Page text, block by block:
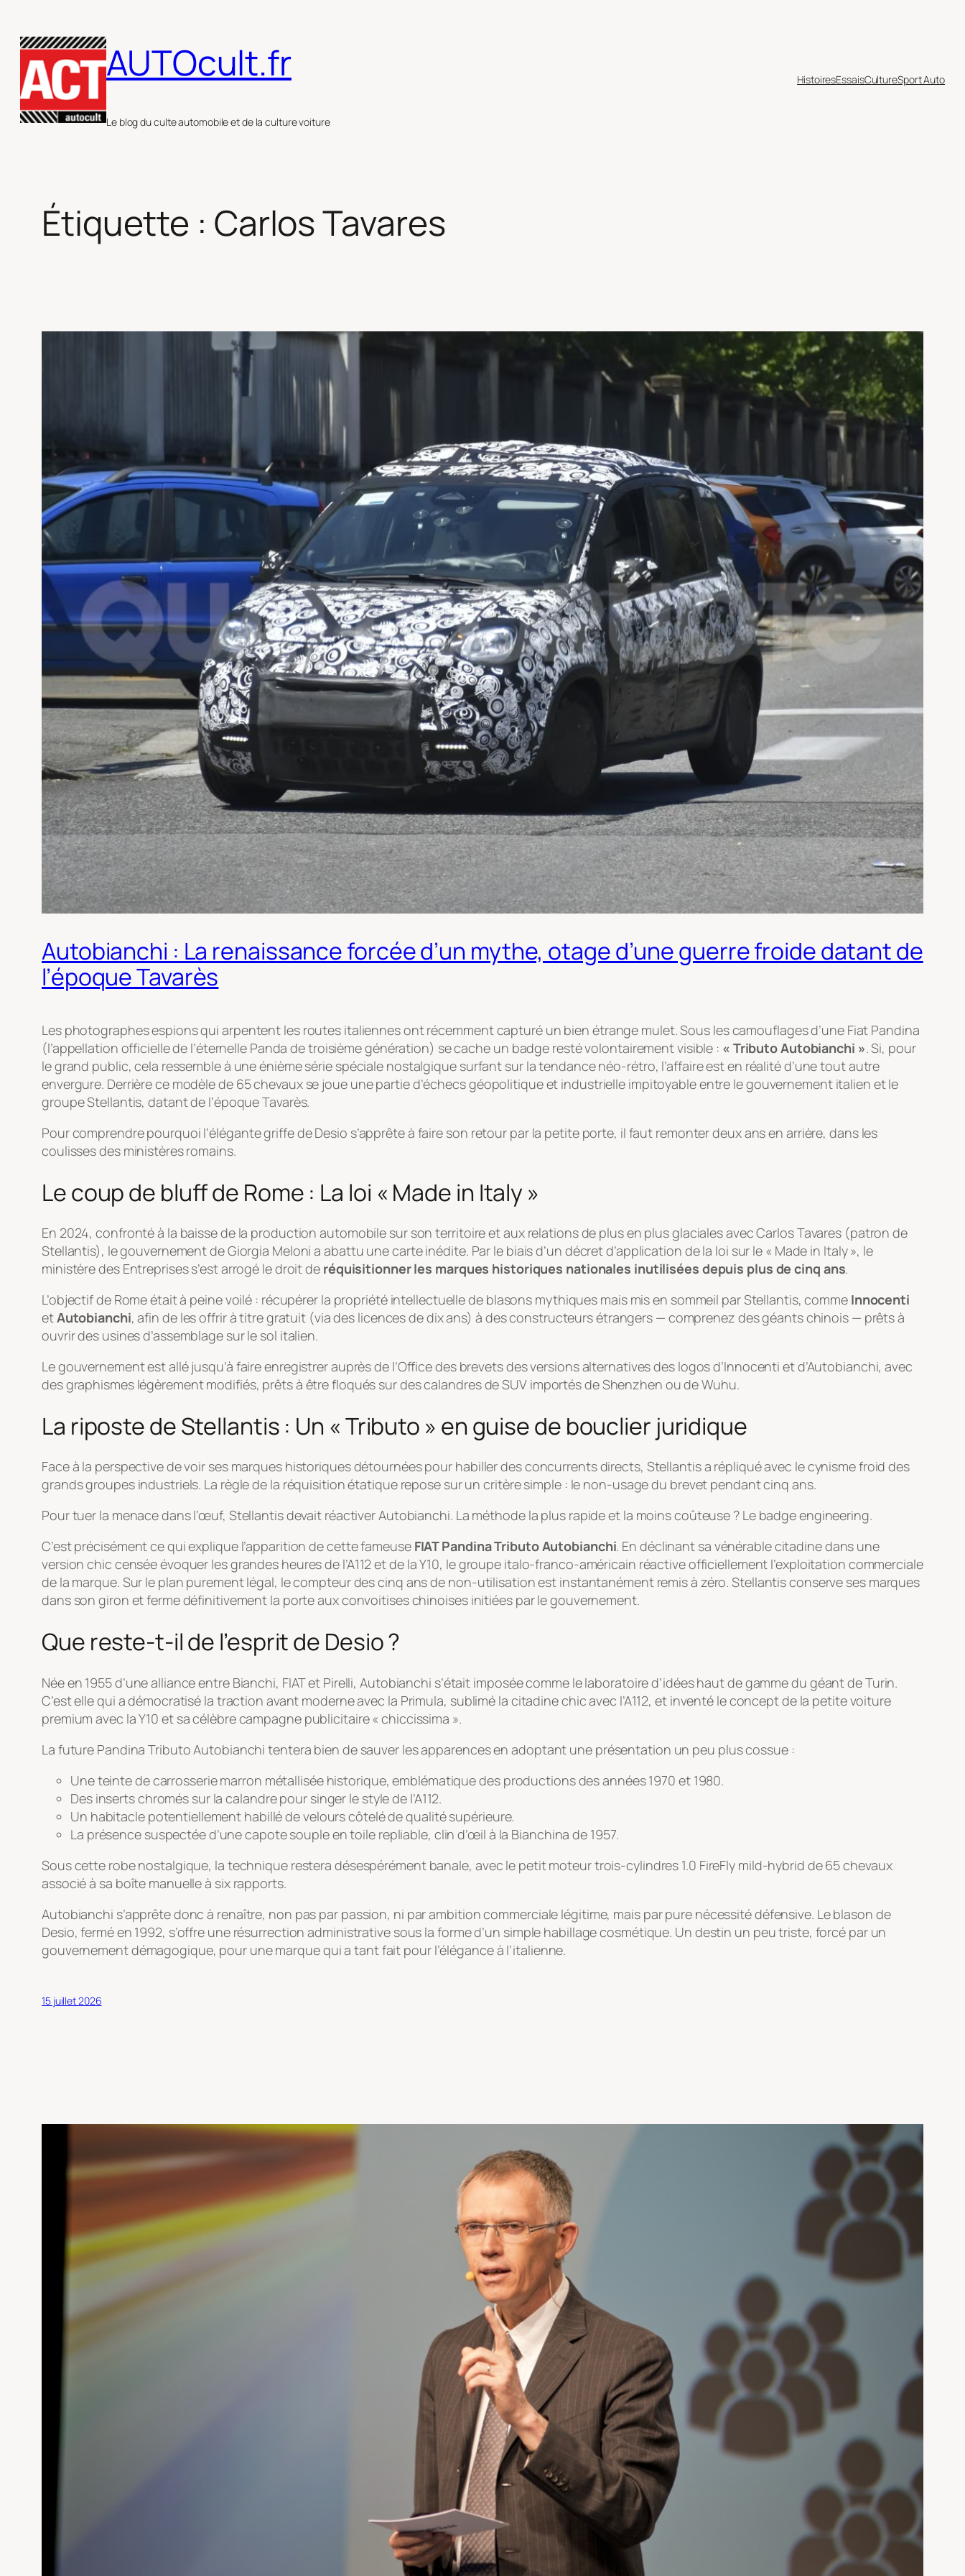
au
contenu
AUTOcult.fr
Le blog du culte automobile et de la culture voiture
HistoiresEssaisCultureSport Auto
Étiquette : Carlos Tavares
Autobianchi : La renaissance forcée d’un mythe, otage d’une guerre froide datant de
l’époque Tavarès
Les photographes espions qui arpentent les routes italiennes ont récemment capturé un bien étrange mulet. Sous les camouflages d’une Fiat Pandina
(l’appellation officielle de l’éternelle Panda de troisième génération) se cache un badge resté volontairement visible : « Tributo Autobianchi ». Si, pour
le grand public, cela ressemble à une énième série spéciale nostalgique surfant sur la tendance néo-rétro, l’affaire est en réalité d’une tout autre
envergure. Derrière ce modèle de 65 chevaux se joue une partie d’échecs géopolitique et industrielle impitoyable entre le gouvernement italien et le
groupe Stellantis, datant de l’époque Tavarès.
Pour comprendre pourquoi l’élégante griffe de Desio s’apprête à faire son retour par la petite porte, il faut remonter deux ans en arrière, dans les
coulisses des ministères romains.
Le coup de bluff de Rome : La loi « Made in Italy »
En 2024, confronté à la baisse de la production automobile sur son territoire et aux relations de plus en plus glaciales avec Carlos Tavares (patron de
Stellantis), le gouvernement de Giorgia Meloni a abattu une carte inédite. Par le biais d’un décret d’application de la loi sur le « Made in Italy », le
ministère des Entreprises s’est arrogé le droit de réquisitionner les marques historiques nationales inutilisées depuis plus de cinq ans.
L’objectif de Rome était à peine voilé : récupérer la propriété intellectuelle de blasons mythiques mais mis en sommeil par Stellantis, comme Innocenti
etAutobianchi, afin de les offrir à titre gratuit (via des licences de dix ans) à des constructeurs étrangers — comprenez des géants chinois — prêts à
ouvrir des usines d’assemblage sur le sol italien.
Le gouvernement est allé jusqu’à faire enregistrer auprès de l’Office des brevets des versions alternatives des logos d’Innocenti et d’Autobianchi, avec
des graphismes légèrement modifiés, prêts à être floqués sur des calandres de SUV importés de Shenzhen ou de Wuhu.
La riposte de Stellantis : Un « Tributo » en guise de bouclier juridique
Face à la perspective de voir ses marques historiques détournées pour habiller des concurrents directs, Stellantis a répliqué avec le cynisme froid des
grands groupes industriels. La règle de la réquisition étatique repose sur un critère simple : le non-usage du brevet pendant cinq ans.
Pour tuer la menace dans l’œuf, Stellantis devait réactiver Autobianchi. La méthode la plus rapide et la moins coûteuse ? Le badge engineering.
C’est précisément ce qui explique l’apparition de cette fameuse FIAT Pandina Tributo Autobianchi. En déclinant sa vénérable citadine dans une
version chic censée évoquer les grandes heures de l’A112 et de la Y10, le groupe italo-franco-américain réactive officiellement l’exploitation commerciale
de la marque. Sur le plan purement légal, le compteur des cinq ans de non-utilisation est instantanément remis à zéro. Stellantis conserve ses marques
dans son giron et ferme définitivement la porte aux convoitises chinoises initiées par le gouvernement.
Que reste-t-il de l’esprit de Desio ?
Née en 1955 d’une alliance entre Bianchi, FIAT et Pirelli, Autobianchi s’était imposée comme le laboratoire d’idées haut de gamme du géant de Turin.
C’est elle qui a démocratisé la traction avant moderne avec la Primula, sublimé la citadine chic avec l’A112, et inventé le concept de la petite voiture
premium avec la Y10 et sa célèbre campagne publicitaire « chiccissima ».
La future Pandina Tributo Autobianchi tentera bien de sauver les apparences en adoptant une présentation un peu plus cossue :
Une teinte de carrosserie marron métallisée historique, emblématique des productions des années 1970 et 1980.
Des inserts chromés sur la calandre pour singer le style de l’A112.
Un habitacle potentiellement habillé de velours côtelé de qualité supérieure.
La présence suspectée d’une capote souple en toile repliable, clin d’œil à la Bianchina de 1957.
Sous cette robe nostalgique, la technique restera désespérément banale, avec le petit moteur trois-cylindres 1.0 FireFly mild-hybrid de 65 chevaux
associé à sa boîte manuelle à six rapports.
Autobianchi s’apprête donc à renaître, non pas par passion, ni par ambition commerciale légitime, mais par pure nécessité défensive. Le blason de
Desio, fermé en 1992, s’offre une résurrection administrative sous la forme d’un simple habillage cosmétique. Un destin un peu triste, forcé par un
gouvernement démagogique, pour une marque qui a tant fait pour l’élégance à l’italienne.
15 juillet 2026